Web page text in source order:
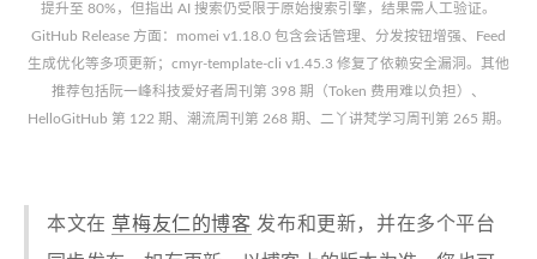
提升至 80%，但指出 AI 搜索仍受限于原始搜索引擎，结果需人工验证。
GitHub Release 方面：momei v1.18.0 包含会话管理、分发按钮增强、Feed
生成优化等多项更新；cmyr-template-cli v1.45.3 修复了依赖安全漏洞。其他
推荐包括阮一峰科技爱好者周刊第 398 期（Token 费用难以负担）、
HelloGitHub 第 122 期、潮流周刊第 268 期、二丫讲梵学习周刊第 265 期。
本文在 草梅友仁的博客 发布和更新，并在多个平台